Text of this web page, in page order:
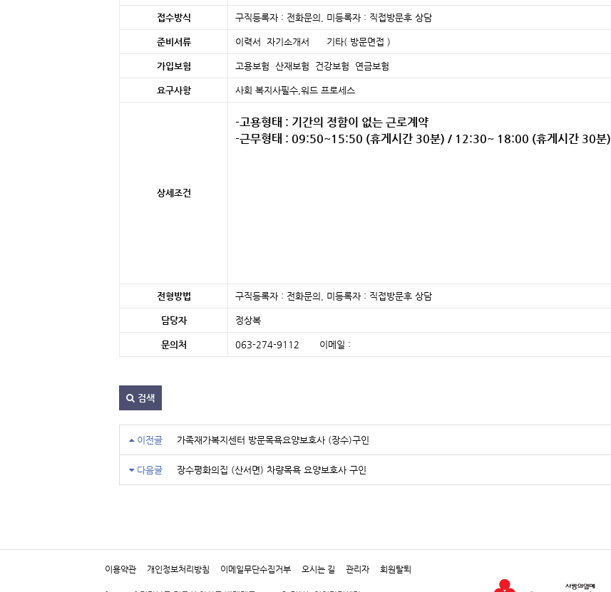
접수방식 구직등록자 : 전화문의, 미등록자 : 직접방문후 상담
준비서류 이력서 자기소개서 기타( 방문면접 )
가입보험 고용보험 산재보험 건강보험 연금보험
요구사항 사회 복지사필수,워드 프로세스
상세조건
-고용형태 : 기간의 정함이 없는 근로계약
-근무형태 : 09:50~15:50 (휴게시간 30분) / 12:30~ 18:00 (휴게시간 30분)
전형방법 구직등록자 : 전화문의, 미등록자 : 직접방문후 상담
담당자 정상복
문의처 063-274-9112 이메일 :
검색
이전글 가족재가복지센터 방문목욕요양보호사 (장수)구인
다음글 장수평화의집 (산서면) 차량목욕 요양보호사 구인
이용약관 개인정보처리방침 이메일무단수집거부 오시는 길 관리자 회원탈퇴